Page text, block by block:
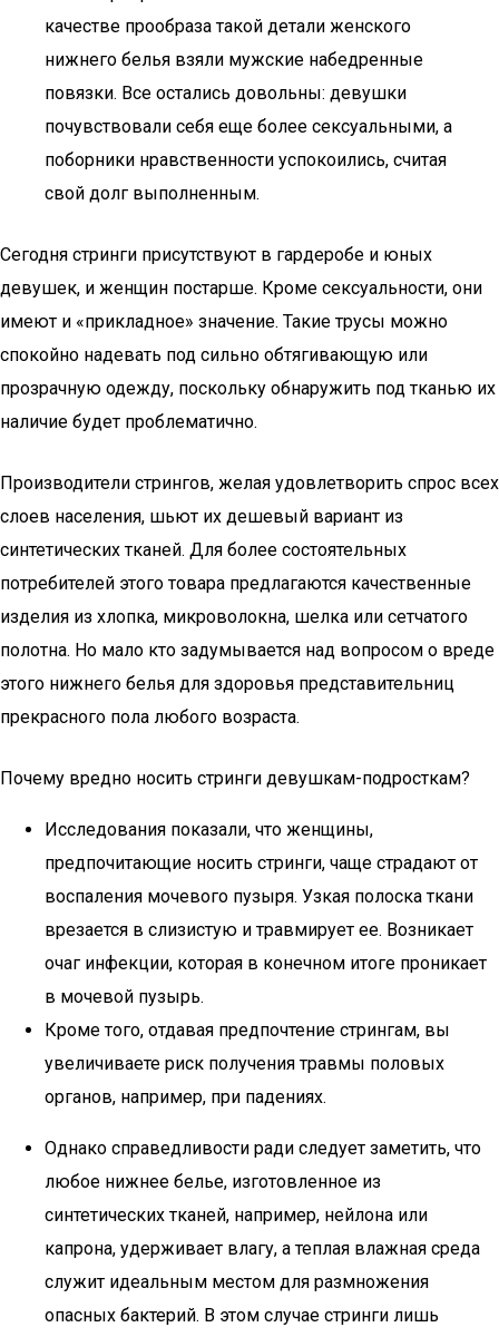
качестве прообраза такой детали женского
нижнего белья взяли мужские набедренные
повязки. Все остались довольны: девушки
почувствовали себя еще более сексуальными, а
поборники нравственности успокоились, считая
свой долг выполненным.
Сегодня стринги присутствуют в гардеробе и юных
девушек, и женщин постарше. Кроме сексуальности, они
имеют и «прикладное» значение. Такие трусы можно
спокойно надевать под сильно обтягивающую или
прозрачную одежду, поскольку обнаружить под тканью их
наличие будет проблематично.
Производители стрингов, желая удовлетворить спрос всех
слоев населения, шьют их дешевый вариант из
синтетических тканей. Для более состоятельных
потребителей этого товара предлагаются качественные
изделия из хлопка, микроволокна, шелка или сетчатого
полотна. Но мало кто задумывается над вопросом о вреде
этого нижнего белья для здоровья представительниц
прекрасного пола любого возраста.
Почему вредно носить стринги девушкам-подросткам?
Исследования показали, что женщины,
предпочитающие носить стринги, чаще страдают от
воспаления мочевого пузыря. Узкая полоска ткани
врезается в слизистую и травмирует ее. Возникает
очаг инфекции, которая в конечном итоге проникает
в мочевой пузырь.
Кроме того, отдавая предпочтение стрингам, вы
увеличиваете риск получения травмы половых
органов, например, при падениях.
Однако справедливости ради следует заметить, что
любое нижнее белье, изготовленное из
синтетических тканей, например, нейлона или
капрона, удерживает влагу, а теплая влажная среда
служит идеальным местом для размножения
опасных бактерий. В этом случае стринги лишь